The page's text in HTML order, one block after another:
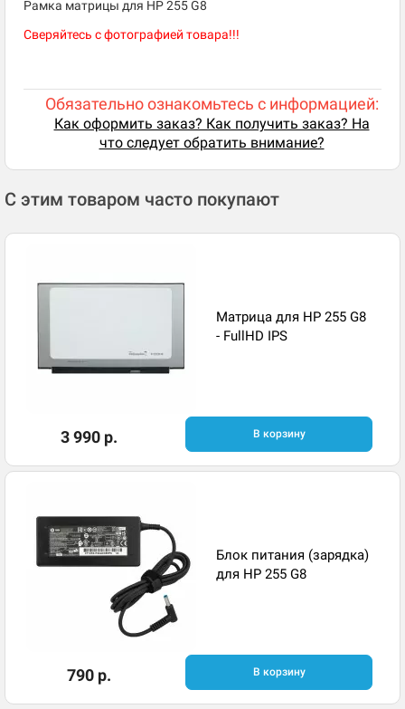
Рамка матрицы для HP 255 G8
Сверяйтесь с фотографией товара!!!
Обязательно ознакомьтесь с информацией:
Как оформить заказ? Как получить заказ? На
что следует обратить внимание?
С этим товаром часто покупают
Матрица для HP 255 G8
- FullHD IPS
3 990 р. В корзину
Блок питания (зарядка)
для HP 255 G8
790 р. В корзину